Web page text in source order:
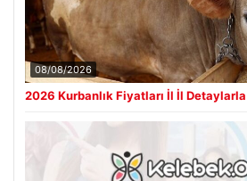
08/08/2026
2026 Kurbanlık Fiyatları İl İl